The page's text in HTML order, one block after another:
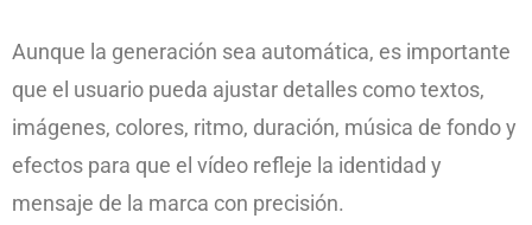
Aunque la generación sea automática, es importante
que el usuario pueda ajustar detalles como textos,
imágenes, colores, ritmo, duración, música de fondo y
efectos para que el vídeo refleje la identidad y
mensaje de la marca con precisión.